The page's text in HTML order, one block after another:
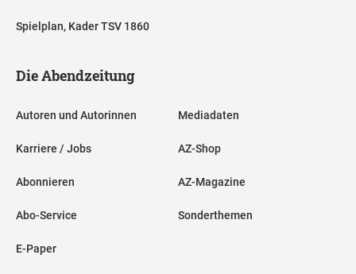
Spielplan, Kader TSV 1860
Die Abendzeitung
Autoren und Autorinnen
Karriere / Jobs
Abonnieren
Abo-Service
E-Paper
Mediadaten
AZ-Shop
AZ-Magazine
Sonderthemen